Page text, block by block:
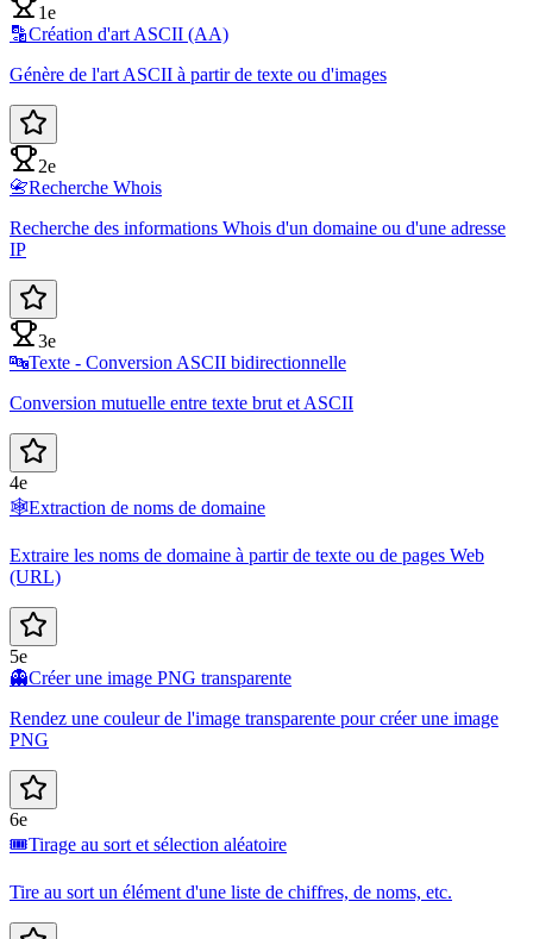
1e
🔡Création d'art ASCII (AA)
Génère de l'art ASCII à partir de texte ou d'images
2e
📇Recherche Whois
Recherche des informations Whois d'un domaine ou d'une adresse
IP
3e
🔤Texte - Conversion ASCII bidirectionnelle
Conversion mutuelle entre texte brut et ASCII
4e
🕸️Extraction de noms de domaine
Extraire les noms de domaine à partir de texte ou de pages Web
(URL)
5e
👻Créer une image PNG transparente
Rendez une couleur de l'image transparente pour créer une image
PNG
6e
🎟️Tirage au sort et sélection aléatoire
Tire au sort un élément d'une liste de chiffres, de noms, etc.